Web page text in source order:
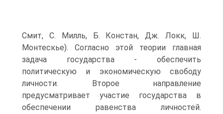
Смит, С. Милль, Б. Констан, Дж. Локк, Ш.
Монтескье). Согласно этой теории главная
задача государства - обеспечить
политическую и экономическую свободу
личности. Второе направление
предусматривает участие государства в
обеспечении равенства личностей.